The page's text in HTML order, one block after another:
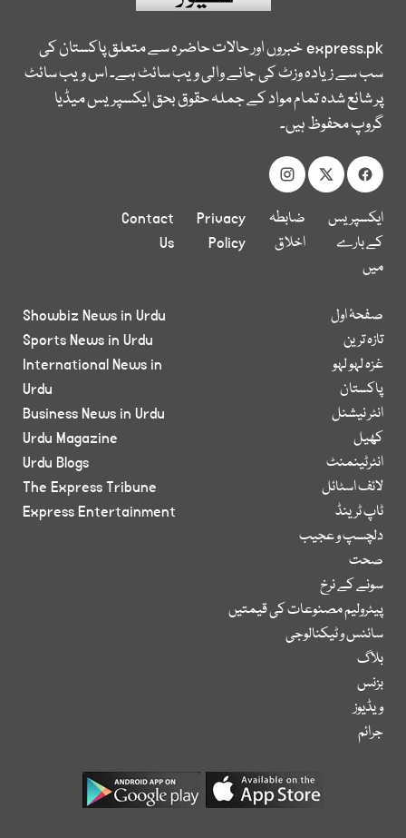
express.pkخبروں اور حالات حاضرہ سے متعلق پاکستان کی
سب سے زیادہ وزٹ کی جانے والی ویب سائٹ ہے۔ اس ویب سائٹ
پر شائع شدہ تمام مواد کے جملہ حقوق بحق ایکسپریس میڈیا
گروپ محفوظ ہیں۔
ایکسپریس
کے بارے
میں
ضابطہ
اخلاق
Privacy
Policy
Contact
Us
صفحۂ اول
تازہ ترین
غزہ لہو لہو
پاکستان
انٹر نیشنل
کھیل
انٹرٹینمنٹ
لائف اسٹائل
ٹاپ ٹرینڈ
دلچسپ و عجیب
صحت
سونے کے نرخ
پیٹرولیم مصنوعات کی قیمتیں
سائنس و ٹیکنالوجی
بلاگ
بزنس
ویڈیوز
جرائم
Showbiz News in Urdu
Sports News in Urdu
International News in
Urdu
Business News in Urdu
Urdu Magazine
Urdu Blogs
The Express Tribune
Express Entertainment